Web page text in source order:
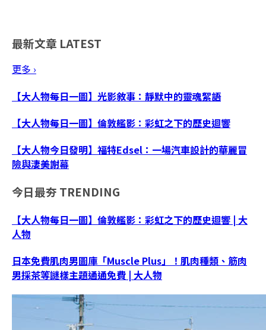
最新文章 LATEST
更多 ›
【大人物每日一圖】光影敘事：靜默中的靈魂絮語
【大人物每日一圖】倫敦艦影：彩虹之下的歷史迴響
【大人物今日發明】福特Edsel：一場汽車設計的華麗冒
險與淒美謝幕
今日最夯 TRENDING
【大人物每日一圖】倫敦艦影：彩虹之下的歷史迴響 | 大
人物
日本免費肌肉男圖庫「Muscle Plus」！肌肉種類、筋肉
男採茶等謎樣主題通通免費 | 大人物